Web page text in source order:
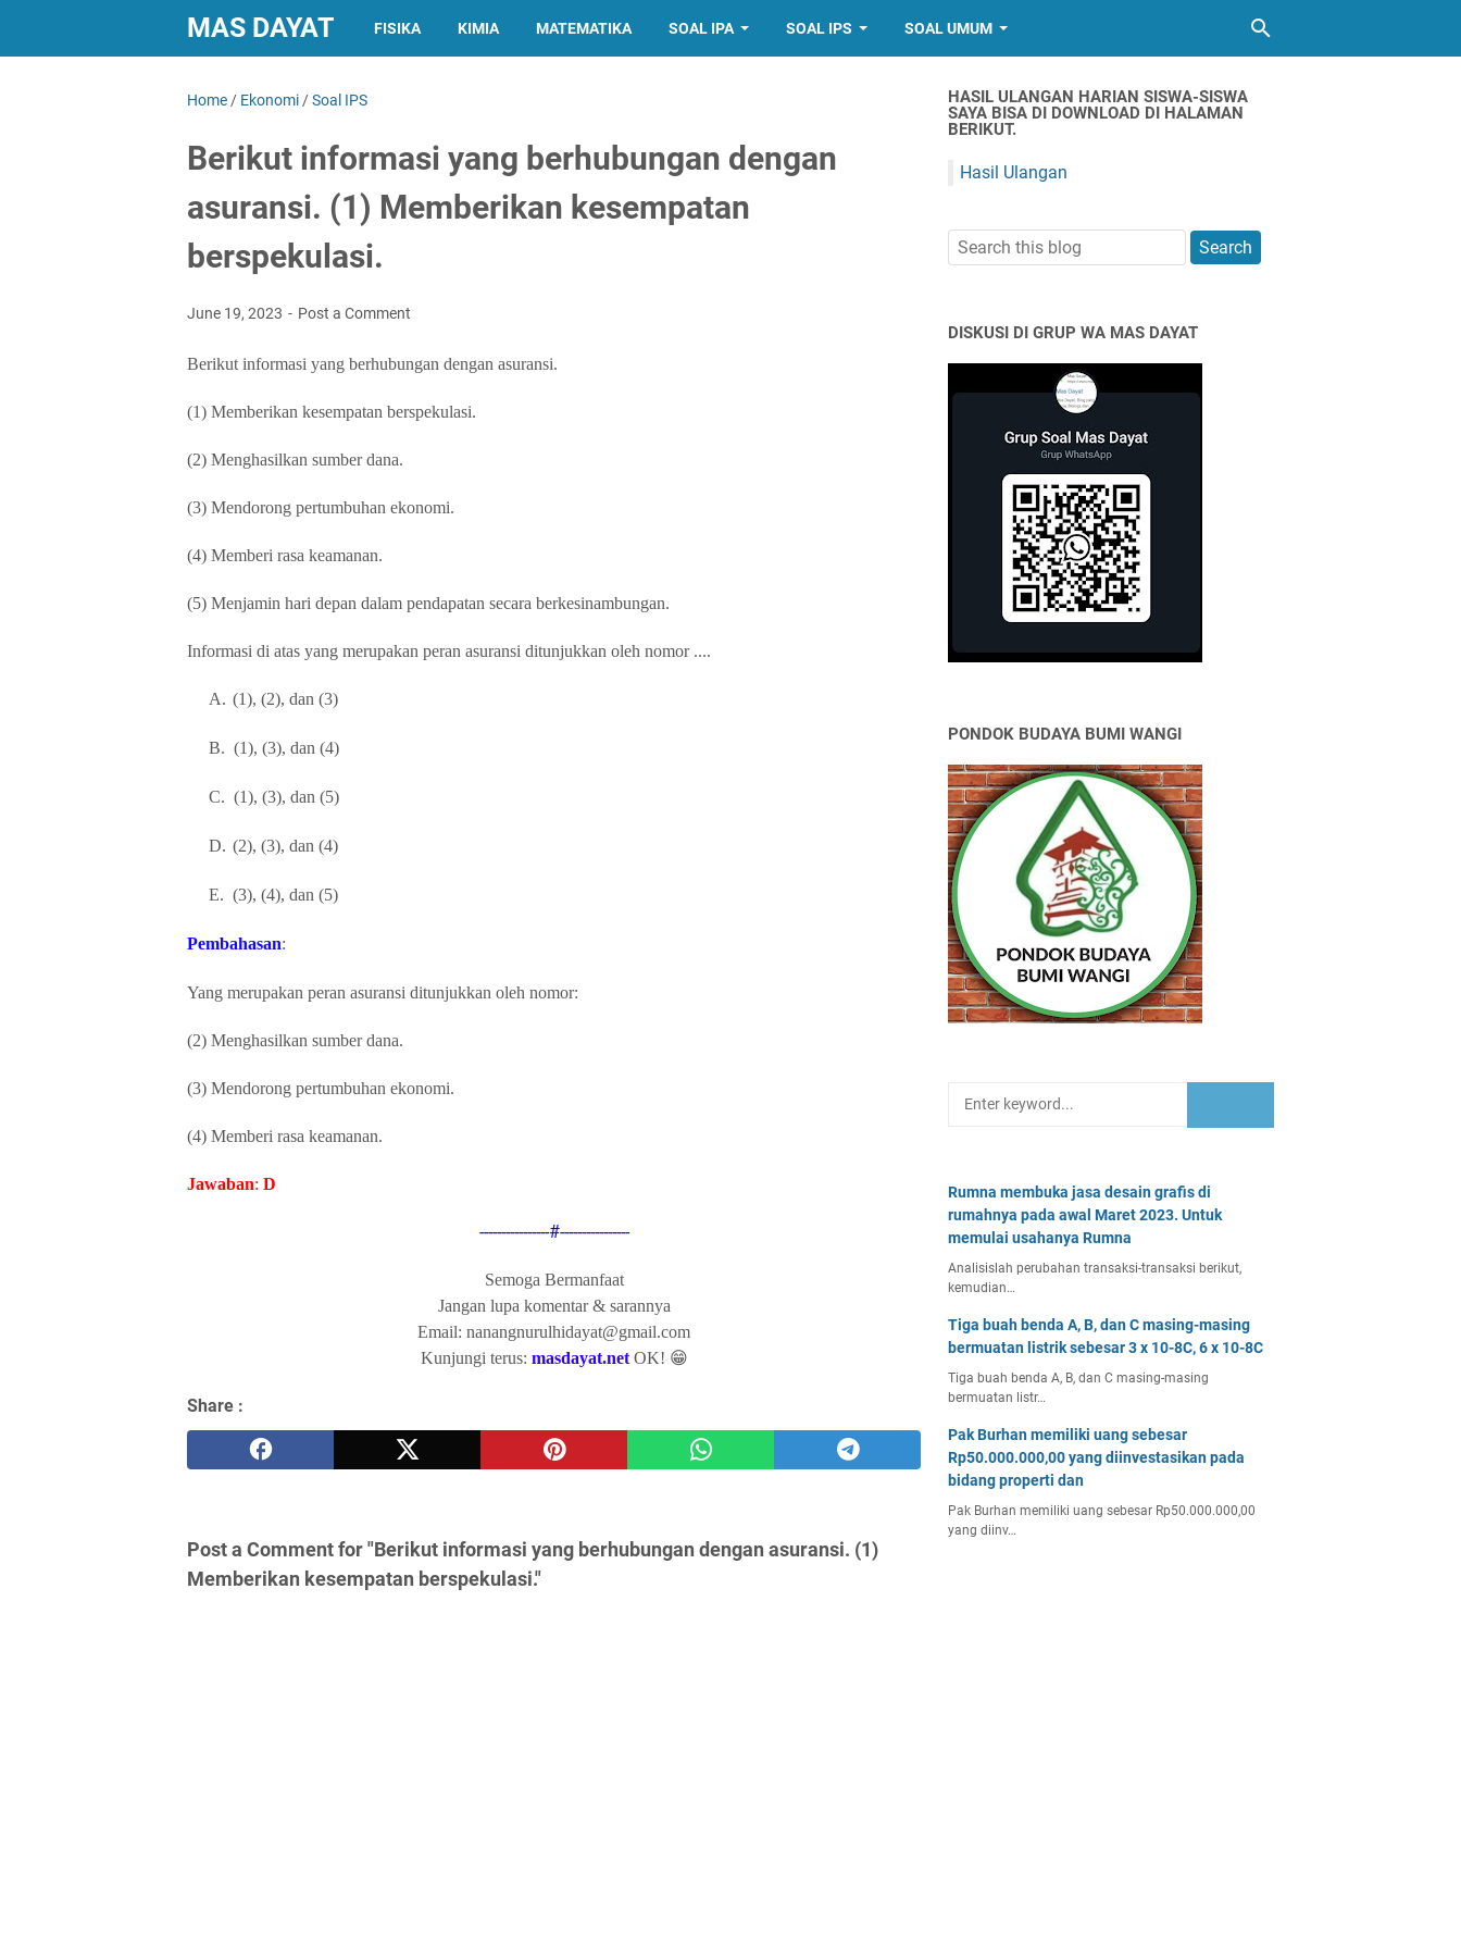
MAS DAYAT FISIKA KIMIA MATEMATIKA SOAL IPA SOAL IPS SOAL UMUM
Home / Ekonomi /Soal IPS
Berikut informasi yang berhubungan dengan
asuransi. (1) Memberikan kesempatan
berspekulasi.
June 19, 2023 Post a Comment
Berikut informasi yang berhubungan dengan asuransi.
(1) Memberikan kesempatan berspekulasi.
(2) Menghasilkan sumber dana.
(3) Mendorong pertumbuhan ekonomi.
(4) Memberi rasa keamanan.
(5) Menjamin hari depan dalam pendapatan secara berkesinambungan.
Informasi di atas yang merupakan peran asuransi ditunjukkan oleh nomor ....
A. (1), (2), dan (3)
B. (1), (3), dan (4)
C. (1), (3), dan (5)
D. (2), (3), dan (4)
E. (3), (4), dan (5)
Pembahasan:
Yang merupakan peran asuransi ditunjukkan oleh nomor:
(2) Menghasilkan sumber dana.
(3) Mendorong pertumbuhan ekonomi.
(4) Memberi rasa keamanan.
Jawaban: D
----------------#----------------
Semoga Bermanfaat
Jangan lupa komentar & sarannya
Email: nanangnurulhidayat@gmail.com
Kunjungi terus: masdayat.netOK! 😁
Share :
Post a Comment for "Berikut informasi yang berhubungan dengan asuransi. (1)
Memberikan kesempatan berspekulasi."
HASIL ULANGAN HARIAN SISWA-SISWA
SAYA BISA DI DOWNLOAD DI HALAMAN
BERIKUT.
Hasil Ulangan
DISKUSI DI GRUP WA MAS DAYAT
PONDOK BUDAYA BUMI WANGI
Rumna membuka jasa desain grafis di
rumahnya pada awal Maret 2023. Untuk
memulai usahanya Rumna
Analisislah perubahan transaksi-transaksi berikut,
kemudian…
Tiga buah benda A, B, dan C masing-masing
bermuatan listrik sebesar 3 x 10-8C, 6 x 10-8C
Tiga buah benda A, B, dan C masing-masing
bermuatan listr…
Pak Burhan memiliki uang sebesar
Rp50.000.000,00 yang diinvestasikan pada
bidang properti dan
Pak Burhan memiliki uang sebesar Rp50.000.000,00
yang diinv…